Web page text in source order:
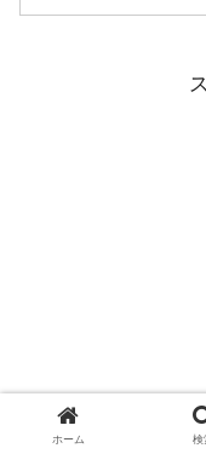
メします
ホーム 検